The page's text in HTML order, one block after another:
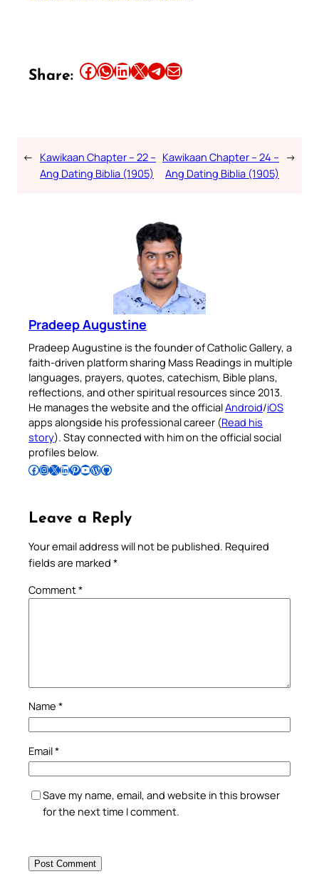
Share: Share this article on Facebook Share this article on WhatsApp Share this article on LinkedIn Share this article on X Share this article on TelegramEmail this Article
← Kawikaan Chapter – 22 –
Ang Dating Biblia (1905)
Kawikaan Chapter – 24 –
Ang Dating Biblia (1905)
→
Pradeep Augustine
Pradeep Augustine is the founder of Catholic Gallery, a
faith-driven platform sharing Mass Readings in multiple
languages, prayers, quotes, catechism, Bible plans,
reflections, and other spiritual resources since 2013.
He manages the website and the officialAndroid/iOS
apps alongside his professional career (Read his
story). Stay connected with him on the official social
profiles below.
Follow Pradeep on Facebook Follow Pradeep on InstagramFollow Pradeep on X Follow Pradeep on LinkedIn Follow Pradeep on Pinterest Subscribe to Pradeep’s Youtube Channel Follow Pradeep on WordPress Follow Pradeep on GitHub
Leave a Reply
Your email address will not be published. Required
fields are marked *
Comment*
Name *
Email*
Save my name, email, and website in this browser
for the next time I comment.